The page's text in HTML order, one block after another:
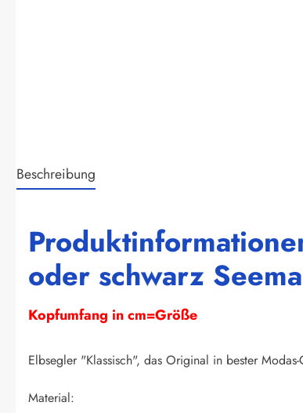
Beschreibung
oder schwarz
Kopfumfang in cm=Größe
Elbsegler "Klassisch", das Original in bester
Material: